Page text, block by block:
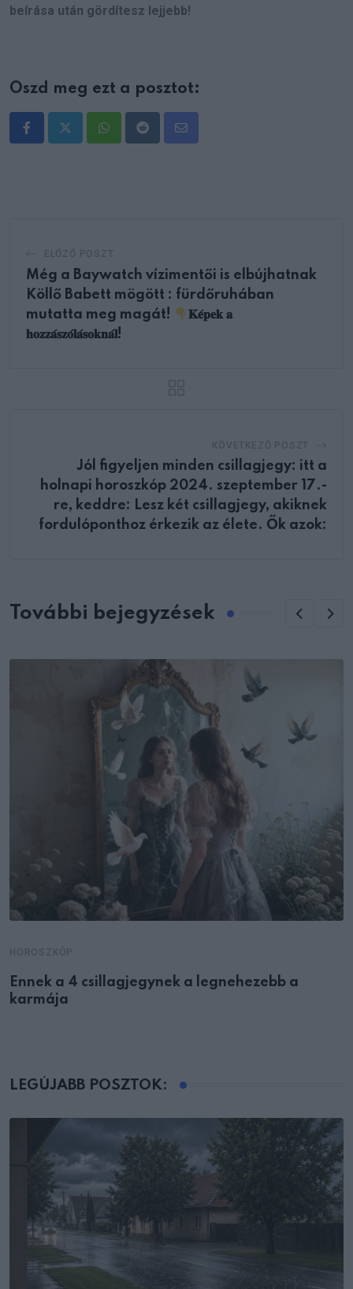
beírása után gördítesz lejjebb!
Oszd meg ezt a posztot:
WhatsappRedditShare
Még a Baywatch vízimentői is elbújhatnak
Köllő Babett mögött : fürdőruhában
mutatta meg magát!
𝐊𝐞́𝐩𝐞𝐤 𝐚
𝐡𝐨𝐳𝐳𝐚́𝐬𝐳𝐨́𝐥𝐚́𝐬𝐨𝐤𝐧𝐚́𝐥!
Jól figyeljen minden csillagjegy: itt a
holnapi horoszkóp 2024. szeptember 17.-
re, keddre: Lesz két csillagjegy, akiknek
fordulóponthoz érkezik az élete. Ők azok:
További bejegyzések
Ennek a 4 csillagjegynek a legnehezebb a
karmája
LEGÚJABB POSZTOK: